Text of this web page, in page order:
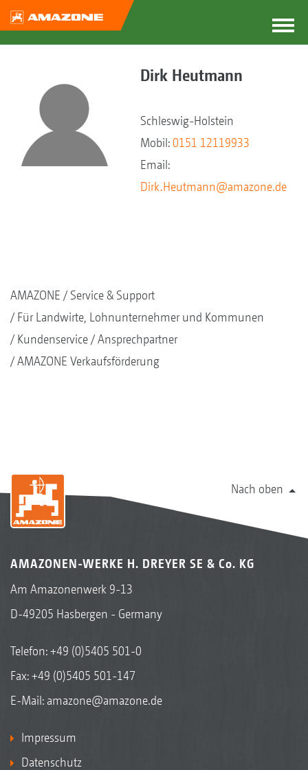
Dirk Heutmann
Schleswig-Holstein
Mobil:0151 12119933
Email:
Dirk.Heutmann@amazone.de
AMAZONE
Service & Support
Für Landwirte, Lohnunternehmer und Kommunen
Kundenservice
Ansprechpartner
AMAZONE Verkaufsförderung
Nach oben
AMAZONEN-WERKE H. DREYER SE & Co. KG
Am Amazonenwerk 9-13
D-49205 Hasbergen - Germany
Telefon:+49 (0)5405 501-0
Fax: +49 (0)5405 501-147
E-Mail: amazone@amazone.de
Impressum
Datenschutz